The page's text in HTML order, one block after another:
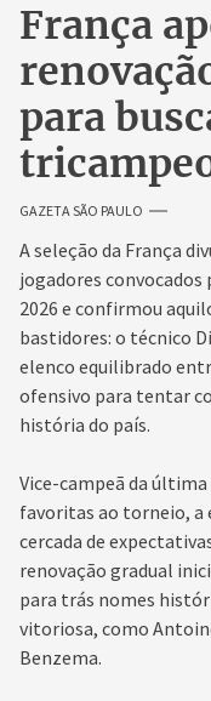
França
para
GAZETA SÃO PAULO
A seleção da França
jogadores convocados
2026 e confirmou
bastidores: o técnico
elenco equilibrado
ofensivo para tentar
história do país.
Vice-campeã da última
favoritas ao torneio, a
cercada de
renovação gradual
para trás nomes
vitoriosa, como
Benzema.